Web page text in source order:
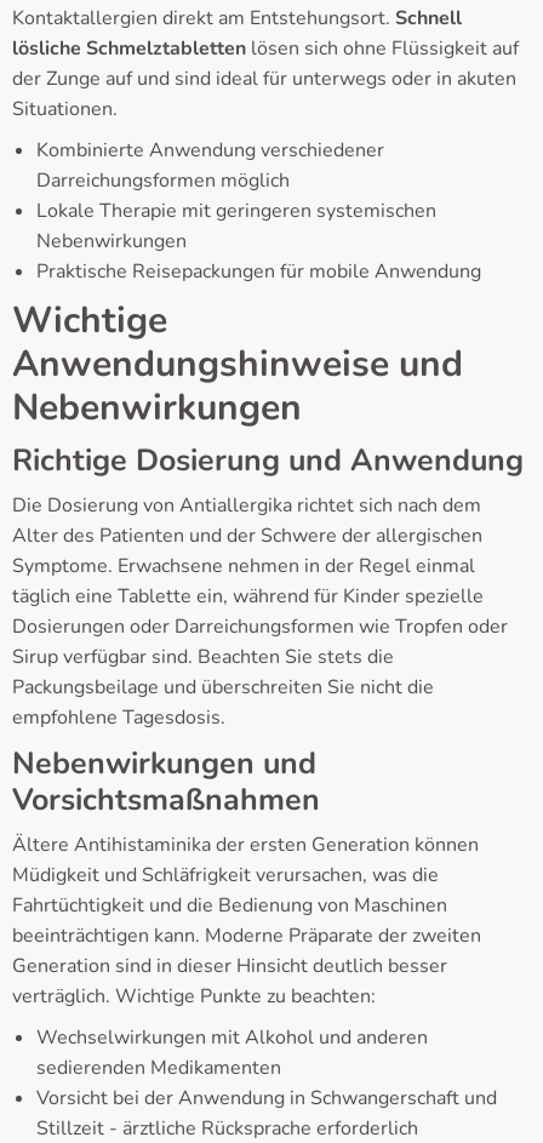
Kontaktallergien direkt am Entstehungsort. Schnell
lösliche Schmelztabletten lösen sich ohne Flüssigkeit auf
der Zunge auf und sind ideal für unterwegs oder in akuten
Situationen.
Kombinierte Anwendung verschiedener
Darreichungsformen möglich
Lokale Therapie mit geringeren systemischen
Nebenwirkungen
Praktische Reisepackungen für mobile Anwendung
Wichtige
Anwendungshinweise und
Nebenwirkungen
Richtige Dosierung und Anwendung
Die Dosierung von Antiallergika richtet sich nach dem
Alter des Patienten und der Schwere der allergischen
Symptome. Erwachsene nehmen in der Regel einmal
täglich eine Tablette ein, während für Kinder spezielle
Dosierungen oder Darreichungsformen wie Tropfen oder
Sirup verfügbar sind. Beachten Sie stets die
Packungsbeilage und überschreiten Sie nicht die
empfohlene Tagesdosis.
Nebenwirkungen und
Vorsichtsmaßnahmen
Ältere Antihistaminika der ersten Generation können
Müdigkeit und Schläfrigkeit verursachen, was die
Fahrtüchtigkeit und die Bedienung von Maschinen
beeinträchtigen kann. Moderne Präparate der zweiten
Generation sind in dieser Hinsicht deutlich besser
verträglich. Wichtige Punkte zu beachten:
Wechselwirkungen mit Alkohol und anderen
sedierenden Medikamenten
Vorsicht bei der Anwendung in Schwangerschaft und
Stillzeit - ärztliche Rücksprache erforderlich